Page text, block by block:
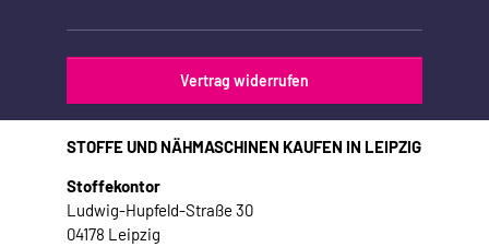
Vertrag widerrufen
STOFFE UND NÄHMASCHINEN KAUFEN IN LEIPZIG
Stoffekontor
Ludwig-Hupfeld-Straße 30
04178 Leipzig